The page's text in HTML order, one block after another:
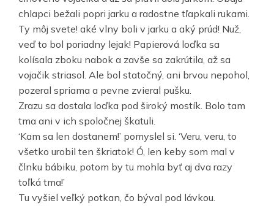
chlapci bežali popri jarku a radostne tľapkali rukami.
Ty môj svete! aké vlny boli v jarku a aký prúd! Nuž,
veď to bol poriadny lejak! Papierová loďka sa
kolísala zboku nabok a zavše sa zakrútila, až sa
vojačik striasol. Ale bol statočný, ani brvou nepohol,
pozeral spriama a pevne zvieral pušku.
Zrazu sa dostala loďka pod široký mostík. Bolo tam
tma ani v ich spoločnej škatuli.
‘Kam sa len dostanem!’ pomyslel si. ‘Veru, veru, to
všetko urobil ten škriatok! Ó, len keby som mal v
člnku bábiku, potom by tu mohla byť aj dva razy
toľká tma!’
Tu vyšiel veľký potkan, čo býval pod lávkou.